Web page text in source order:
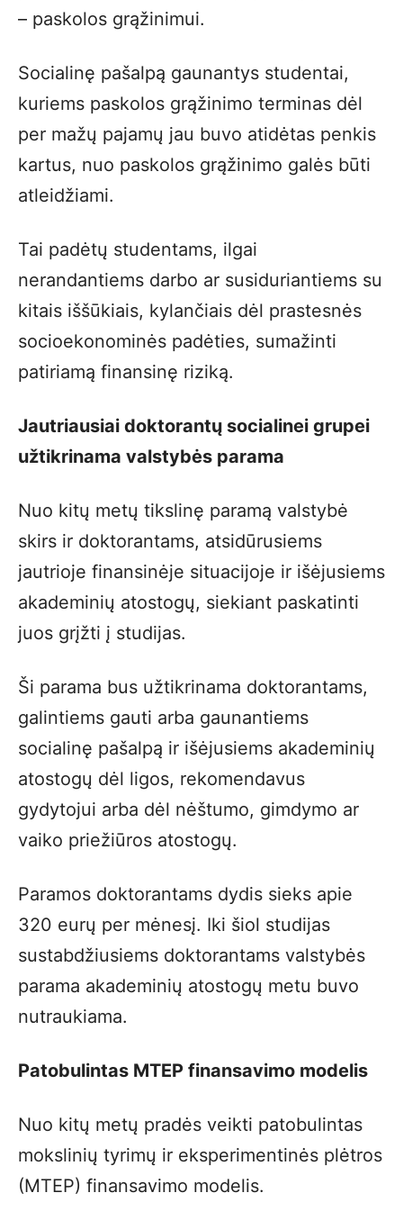
– paskolos grąžinimui.
Socialinę pašalpą gaunantys studentai,
kuriems paskolos grąžinimo terminas dėl
per mažų pajamų jau buvo atidėtas penkis
kartus, nuo paskolos grąžinimo galės būti
atleidžiami.
Tai padėtų studentams, ilgai
nerandantiems darbo ar susiduriantiems su
kitais iššūkiais, kylančiais dėl prastesnės
socioekonominės padėties, sumažinti
patiriamą finansinę riziką.
Jautriausiai doktorantų socialinei grupei
užtikrinama valstybės parama
Nuo kitų metų tikslinę paramą valstybė
skirs ir doktorantams, atsidūrusiems
jautrioje finansinėje situacijoje ir išėjusiems
akademinių atostogų, siekiant paskatinti
juos grįžti į studijas.
Ši parama bus užtikrinama doktorantams,
galintiems gauti arba gaunantiems
socialinę pašalpą ir išėjusiems akademinių
atostogų dėl ligos, rekomendavus
gydytojui arba dėl nėštumo, gimdymo ar
vaiko priežiūros atostogų.
Paramos doktorantams dydis sieks apie
320 eurų per mėnesį. Iki šiol studijas
sustabdžiusiems doktorantams valstybės
parama akademinių atostogų metu buvo
nutraukiama.
Patobulintas MTEP finansavimo modelis
Nuo kitų metų pradės veikti patobulintas
mokslinių tyrimų ir eksperimentinės plėtros
(MTEP) finansavimo modelis.